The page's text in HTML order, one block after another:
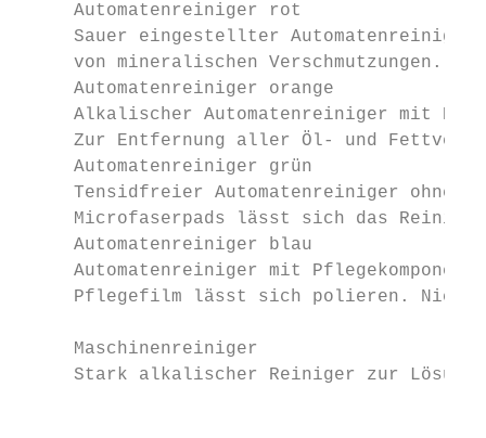
Automatenreiniger rot
Sauer eingestellter
von mineralischen Verschmutzungen.
Automatenreiniger orange
Alkalischer Automatenreiniger mit
Zur Entfernung aller Öl- und
Automatenreiniger grün
Tensidfreier Automatenreiniger ohne
Microfaserpads lässt sich das
Automatenreiniger blau
Automatenreiniger mit
Pflegefilm lässt sich polieren.
     Maschinenreiniger
Stark alkalischer Reiniger zur